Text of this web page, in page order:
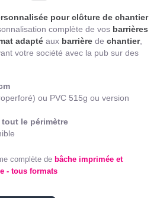
pour clôture de chantier
complète de vos barrières
adapté aux barrière de chantier,
votre société avec la pub sur des
ou PVC 515g ou version
le périmètre
complète de bâche imprimée et
- tous formats